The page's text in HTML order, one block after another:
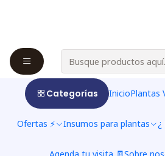
Categorías InicioPlantas
Ofertas ⚡ Insumos para plantas ¿
condiciones en que lo recibió.
El artículo debe estar en el
recibo o comprobante de